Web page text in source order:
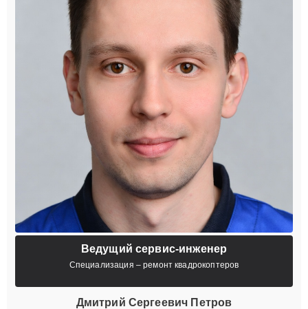
Ведущий сервис-инженер
Специализация – ремонт квадрокоптеров
Дмитрий Сергеевич Петров